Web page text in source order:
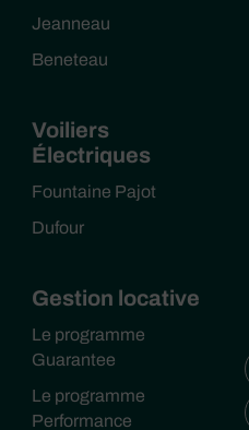
Jeanneau
Beneteau
Voiliers
Électriques
Fountaine Pajot
Dufour
Gestion locative
Le programme
Guarantee
Le programme
Performance